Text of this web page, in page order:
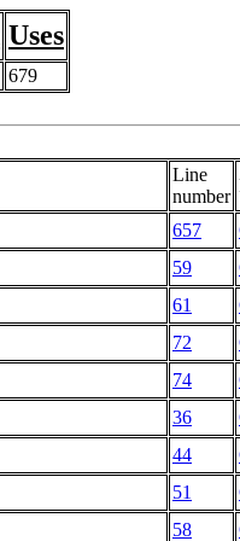
Uses
679
Line
number
657
59
61
72
74
36
44
51
58